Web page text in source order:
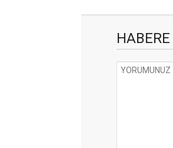
HABERE